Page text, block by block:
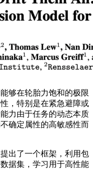
够在轮胎力饱和的极限
，特别是在紧急避障或
力由于任务的动态本质
确定属性的高敏感性而
出了一个框架，利用包
据集，学习用于高性能